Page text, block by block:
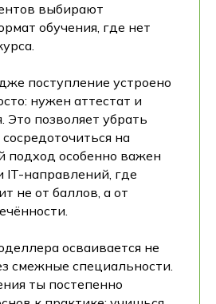
выбирают
обучения, где нет
поступление устроено
нужен аттестат и
Это позволяет убрать
на
подход особенно важен
IT-направлений, где
не от баллов, а от
осваивается не
смежные специальности.
ты постепенно